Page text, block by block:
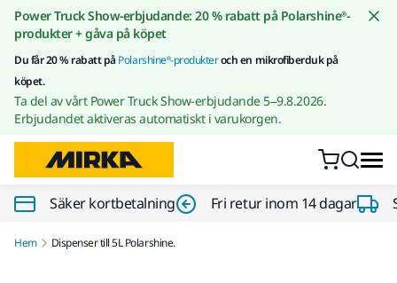
Gå till innehållet
Power Truck Show-erbjudande: 20 % rabatt på Polarshine®-
produkter + gåva på köpet
Du får 20 % rabatt påPolarshine®-produkteroch en mikrofiberduk på
köpet.
Ta del av vårt Power Truck Show-erbjudande 5–9.8.2026.
Erbjudandet aktiveras automatiskt i varukorgen.
Säker kortbetalning Fri retur inom 14 dagar
Hem Dispenser till 5L Polarshine.